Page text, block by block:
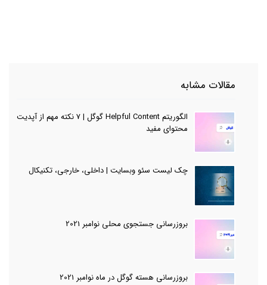
مقالات مشابه
الگوریتم Helpful Content گوگل | 7 نکته مهم از آپدیت
محتوای مفید
چک لیست سئو وبسایت | داخلی، خارجی، تکنیکال
‌بروزرسانی جستجوی محلی نوامبر 2021
بروزرسانی هسته گوگل در ماه نوامبر 2021